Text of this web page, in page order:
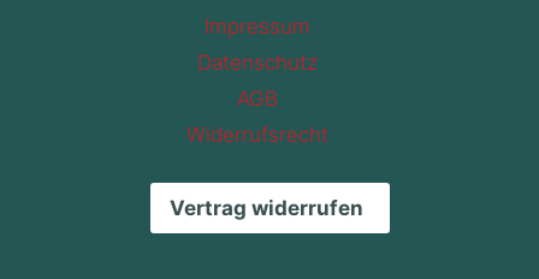
Impressum
Datenschutz
AGB
Widerrufsrecht
Vertrag widerrufen